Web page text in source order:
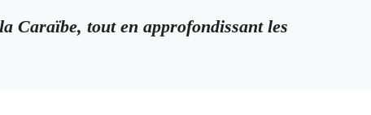
Caraïbe, tout en approfondissant les